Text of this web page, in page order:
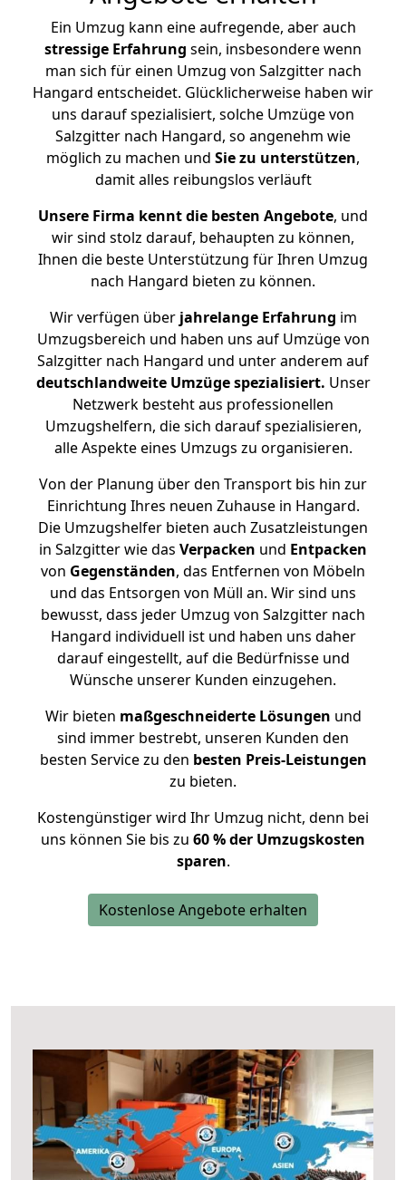
Ein Umzug kann eine aufregende, aber auch
stressige Erfahrung sein, insbesondere wenn
man sich für einen Umzug von Salzgitter nach
Hangard entscheidet. Glücklicherweise haben wir
uns darauf spezialisiert, solche Umzüge von
Salzgitter nach Hangard, so angenehm wie
möglich zu machen und Sie zu unterstützen,
damit alles reibungslos verläuft
Unsere Firma kennt die besten Angebote, und
wir sind stolz darauf, behaupten zu können,
Ihnen die beste Unterstützung für Ihren Umzug
nach Hangard bieten zu können.
Wir verfügen überjahrelange Erfahrung im
Umzugsbereich und haben uns auf Umzüge von
Salzgitter nach Hangard und unter anderem auf
deutschlandweite Umzüge spezialisiert. Unser
Netzwerk besteht aus professionellen
Umzugshelfern, die sich darauf spezialisieren,
alle Aspekte eines Umzugs zu organisieren.
Von der Planung über den Transport bis hin zur
Einrichtung Ihres neuen Zuhause in Hangard.
Die Umzugshelfer bieten auch Zusatzleistungen
in Salzgitter wie das Verpacken und Entpacken
von Gegenständen, das Entfernen von Möbeln
und das Entsorgen von Müll an. Wir sind uns
bewusst, dass jeder Umzug von Salzgitter nach
Hangard individuell ist und haben uns daher
darauf eingestellt, auf die Bedürfnisse und
Wünsche unserer Kunden einzugehen.
Wir bieten maßgeschneiderte Lösungen und
sind immer bestrebt, unseren Kunden den
besten Service zu den besten Preis-Leistungen
zu bieten.
Kostengünstiger wird Ihr Umzug nicht, denn bei
uns können Sie bis zu 60 % der Umzugskosten
sparen.
Kostenlose Angebote erhalten